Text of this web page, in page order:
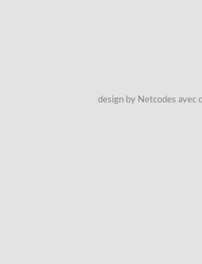
design by Netcodes avec